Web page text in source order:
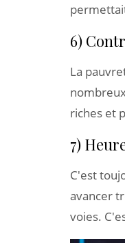
6)
La
riches et
7)
C'est
avancer
voies.